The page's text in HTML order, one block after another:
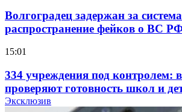
Волгоградец задержан за
распространение фейков о ВС
15:01
334 учреждения под контролем:
проверяют готовность школ и
учебному году
Эксклюзив